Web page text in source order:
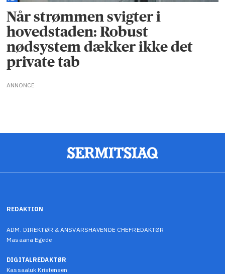
Når strømmen svigter i
hovedstaden: Robust
nødsystem dækker ikke det
private tab
ANNONCE
REDAKTION
ADM. DIREKTØR & ANSVARSHAVENDE CHEFREDAKTØR
Masaana Egede
DIGITALREDAKTØR
Kassaaluk Kristensen